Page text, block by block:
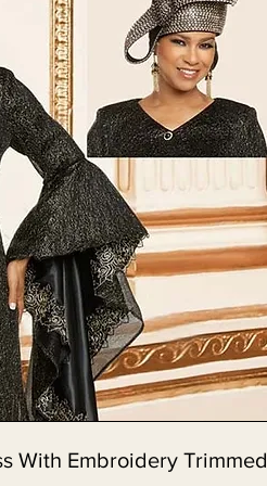
With Embroidery Trimmed